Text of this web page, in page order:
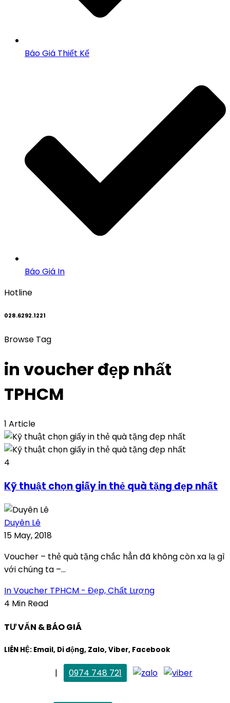
Báo Giá Thiết Kế
Báo Giá In
Hotline
028.6292.1221
Browse Tag
in voucher đẹp nhất
TPHCM
1 Article
4
Kỹ thuật chọn giấy in thẻ quà tặng đẹp nhất
Duyên Lê
15 May, 2018
Voucher – thẻ quà tặng chắc hẳn đã không còn xa lạ gì
với chúng ta –...
In Voucher TPHCM - Đẹp, Chất Lượng
4 Min Read
TƯ VẤN & BÁO GIÁ
LIÊN HỆ: Email, Di động, Zalo, Viber, Facebook
|
0974 748 721